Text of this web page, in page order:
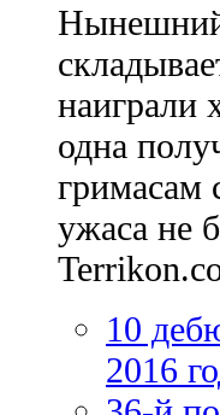
Нынешний
наиграли
одна
гримасам
ужаса не
10
2016